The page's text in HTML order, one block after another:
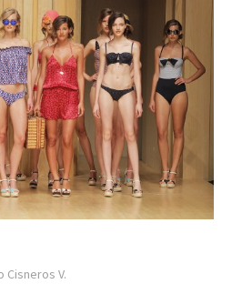
Cisneros V.